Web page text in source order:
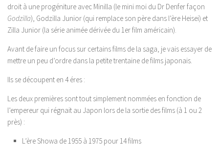
droit à une progéniture avec Minilla (le mini moi du Dr Denfer façon
Godzilla), Godzilla Junior (qui remplace son père dans l’ère Heisei) et
Zilla Junior (la série animée dérivée du 1er film américain).
Avant de faire un focus sur certains films de la saga, je vais essayer de
mettre un peu d’ordre dans la petite trentaine de films japonais.
Ils se découpent en 4 éres :
Les deux premières sont tout simplement nommées en fonction de
l’empereur qui régnait au Japon lors de la sortie des films (à 1 ou 2
près) :
L’ère Showa de 1955 à 1975 pour 14 films